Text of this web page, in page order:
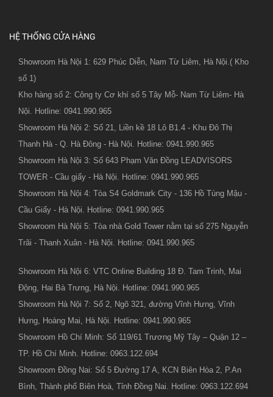
HỆ THỐNG CỬA HÀNG
Showroom Hà Nội 1: 629 Phúc Diễn, Nam Từ Liêm, Hà Nội.( Kho
số 1)
Kho hàng số 2: Công ty Cơ khí số 5 Tây Mỗ- Nam Từ Liêm- Hà
Nội. Hotline: 0941.990.965
Showroom Hà Nội 2: Số 21, Liền kề 18 Lô B1.4 - Khu Đô Thị
Thanh Hà - Q. Hà Đông - Hà Nội. Hotline: 0941.990.965
Showroom Hà Nội 3: Số 643 Phạm Văn Đồng LEADVISORS
TOWER - Cầu giấy - Hà Nội. Hotline: 0941.990.965
Showroom Hà Nội 4: Tòa S4 Goldmark City - 136 Hồ Tùng Mậu -
Cầu Giấy - Hà Nội. Hotline: 0941.990.965
Showroom Hà Nội 5: Tòa nhà Gold Tower nằm tại số 275 Nguyễn
Trãi - Thanh Xuân - Hà Nội. Hotline: 0941.990.965
Showroom Hà Nội 6: VTC Online Building 18 Đ. Tam Trinh, Mai
Động, Hai Bà Trưng, Hà Nội. Hotline: 0941.990.965
Showroom Hà Nội 7: Số 2, Ngõ 321, đường Vĩnh Hưng, Vĩnh
Hưng, Hoàng Mai, Hà Nội. Hotline: 0941.990.965
Showroom Hồ Chí Minh: Số 119/61 Trương Mỹ Tây – Quận 12 –
TP. Hồ Chí Minh. Hotline: 0963.122.694
Showroom Đồng Nai: Số 5 Đường 17 A, KCN Biên Hòa 2, P.An
Bình, Thành phố Biên Hoà, Tỉnh Đồng Nai. Hotline: 0963.122.694